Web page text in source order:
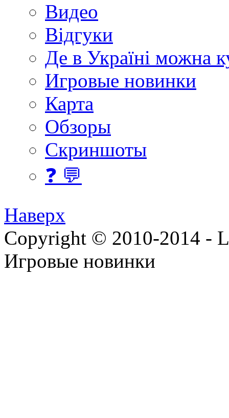
Видео
Відгуки
Де в Україні можна
Игровые новинки
Карта
Обзоры
Скриншоты
❓ 💬
Наверх
Copyright © 2010-2014 -
Игровые новинки